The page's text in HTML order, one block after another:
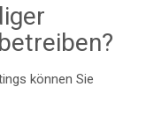
können Sie